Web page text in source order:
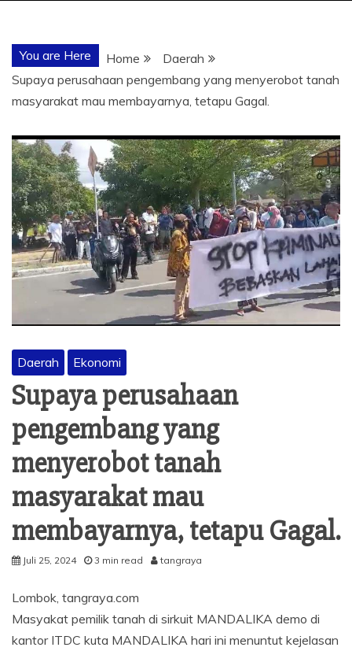
You are Here Home
Daerah
Supaya perusahaan pengembang yang menyerobot tanah
masyarakat mau membayarnya, tetapu Gagal.
Daerah Ekonomi
Supaya perusahaan
pengembang yang
menyerobot tanah
masyarakat mau
membayarnya, tetapu Gagal.
Juli 25, 2024 3 min read tangraya
Lombok, tangraya.com
Masyakat pemilik tanah di sirkuit MANDALIKA demo di
kantor ITDC kuta MANDALIKA hari ini menuntut kejelasan